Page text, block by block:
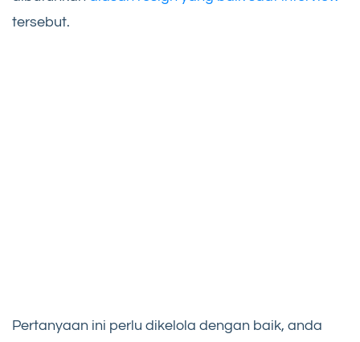
tersebut.
Pertanyaan ini perlu dikelola dengan baik, anda